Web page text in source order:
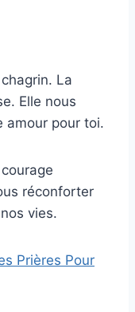
La
Elle nous
amour pour toi.
réconforter
vies.
Prières Pour